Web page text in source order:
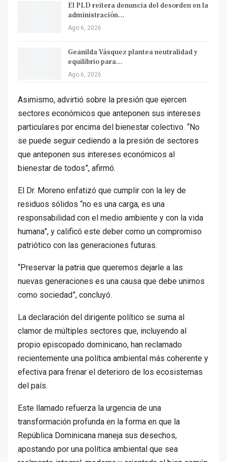
El PLD reitera denuncia del desorden en la
administración…
Ago 6, 2026
Geanilda Vásquez plantea neutralidad y
equilibrio para…
Ago 6, 2026
Asimismo, advirtió sobre la presión que ejercen
sectores económicos que anteponen sus intereses
particulares por encima del bienestar colectivo. “No
se puede seguir cediendo a la presión de sectores
que anteponen sus intereses económicos al
bienestar de todos”, afirmó.
El Dr. Moreno enfatizó que cumplir con la ley de
residuos sólidos “no es una carga, es una
responsabilidad con el medio ambiente y con la vida
humana”, y calificó este deber como un compromiso
patriótico con las generaciones futuras.
“Preservar la patria que queremos dejarle a las
nuevas generaciones es una causa que debe unirnos
como sociedad”, concluyó.
La declaración del dirigente político se suma al
clamor de múltiples sectores que, incluyendo al
propio episcopado dominicano, han reclamado
recientemente una política ambiental más coherente y
efectiva para frenar el deterioro de los ecosistemas
del país.
Este llamado refuerza la urgencia de una
transformación profunda en la forma en que la
República Dominicana maneja sus desechos,
apostando por una política ambiental que sea